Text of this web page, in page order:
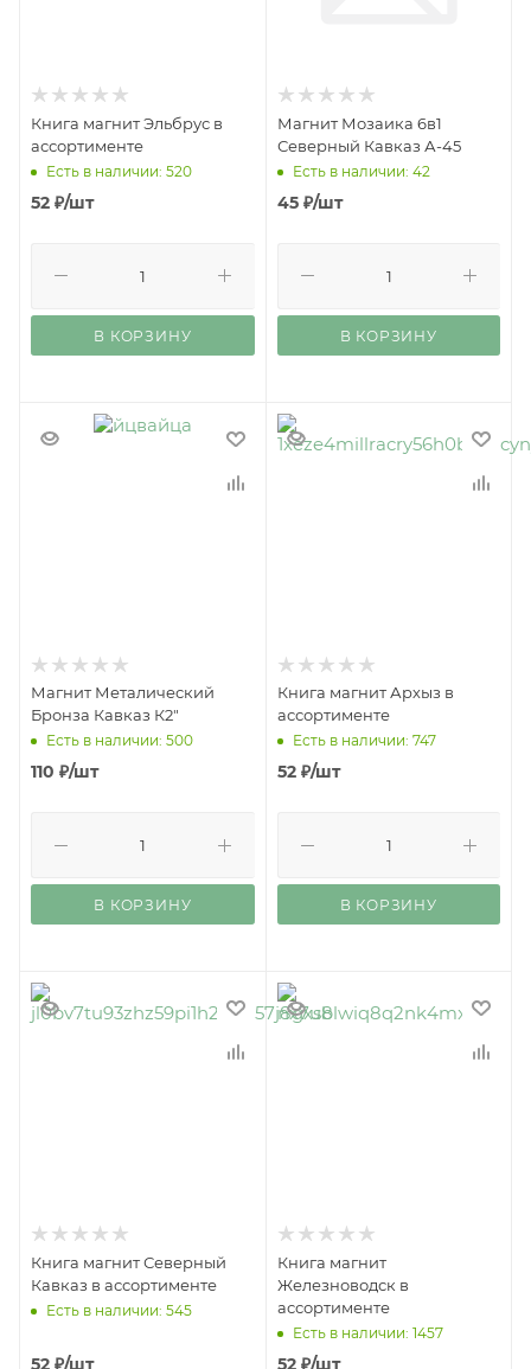
Книга магнит Эльбрус в
ассортименте
Есть в наличии: 520
52 ₽/шт
В КОРЗИНУ
Магнит Мозаика 6в1
Северный Кавказ А-45
Есть в наличии: 42
45₽/шт
В КОРЗИНУ
Магнит Металический
Бронза Кавказ К2"
Есть в наличии: 500
110 ₽/шт
В КОРЗИНУ
Книга магнит Архыз в
ассортименте
Есть в наличии: 747
52₽/шт
В КОРЗИНУ
Книга магнит Северный
Кавказ в ассортименте
Есть в наличии: 545
52 ₽/шт
Книга магнит
Железноводск в
ассортименте
Есть в наличии: 1457
52₽/шт